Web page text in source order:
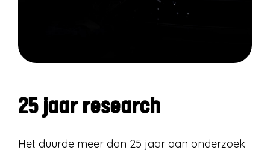
25 jaar research
Het duurde meer dan 25 jaar aan onderzoek